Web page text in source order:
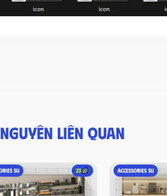
liên quan
SU 23 ACCESSORIES SU